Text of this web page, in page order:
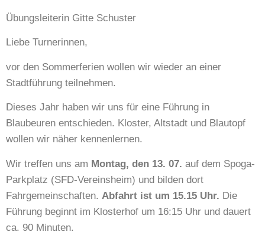
Übungsleiterin Gitte Schuster
Liebe Turnerinnen,
vor den Sommerferien wollen wir wieder an einer
Stadtführung teilnehmen.
Dieses Jahr haben wir uns für eine Führung in
Blaubeuren entschieden. Kloster, Altstadt und Blautopf
wollen wir näher kennenlernen.
Wir treffen uns am Montag, den 13. 07. auf dem Spoga-
Parkplatz (SFD-Vereinsheim) und bilden dort
Fahrgemeinschaften. Abfahrt ist um 15.15 Uhr. Die
Führung beginnt im Klosterhof um 16:15 Uhr und dauert
ca. 90 Minuten.